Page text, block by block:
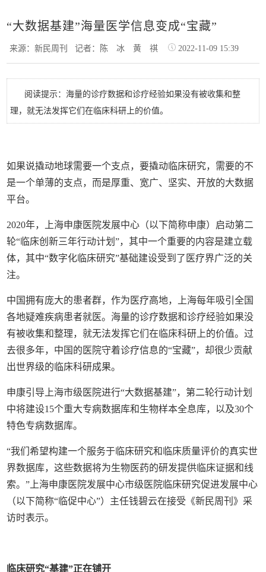
“大数据基建”海量医学信息变成“宝藏”
来源：新民周刊记者：陈 冰 黄 祺 2022-11-09 15:39
阅读提示：海量的诊疗数据和诊疗经验如果没有被收集和整
理，就无法发挥它们在临床科研上的价值。
如果说撬动地球需要一个支点，要撬动临床研究，需要的不
是一个单薄的支点，而是厚重、宽广、坚实、开放的大数据
平台。
2020年，上海申康医院发展中心（以下简称申康）启动第二
轮“临床创新三年行动计划”，其中一个重要的内容是建立载
体，其中“数字化临床研究”基础建设受到了医疗界广泛的关
注。
中国拥有庞大的患者群，作为医疗高地，上海每年吸引全国
各地疑难疾病患者就医。海量的诊疗数据和诊疗经验如果没
有被收集和整理，就无法发挥它们在临床科研上的价值。过
去很多年，中国的医院守着诊疗信息的“宝藏”，却很少贡献
出世界级的临床科研成果。
申康引导上海市级医院进行“大数据基建”，第二轮行动计划
中将建设15个重大专病数据库和生物样本全息库，以及30个
特色专病数据库。
“我们希望构建一个服务于临床研究和临床质量评价的真实世
界数据库，这些数据将为生物医药的研发提供临床证据和线
索。”上海申康医院发展中心市级医院临床研究促进发展中心
（以下简称“临促中心”）主任钱碧云在接受《新民周刊》采
访时表示。
临床研究“基建”正在铺开